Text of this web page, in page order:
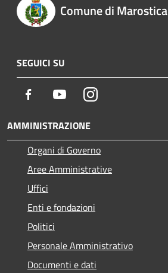
Comune di Marostica
SEGUICI SU
Facebook YoutubeInstagram
AMMINISTRAZIONE
Organi di Governo
Aree Amministrative
Uffici
Enti e fondazioni
Politici
Personale Amministrativo
Documenti e dati